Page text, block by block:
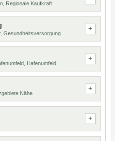
Regionale Kaufkraft
Gesundheitsversorgung
Hafenumfeld
Nähe